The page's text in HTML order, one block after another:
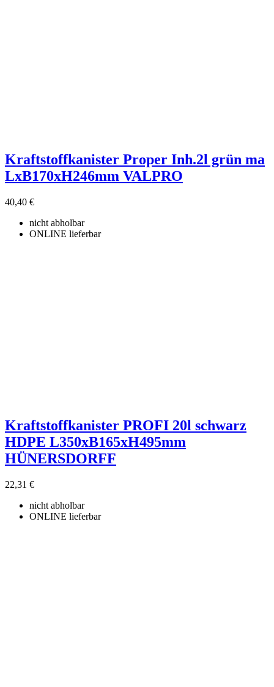
Kraftstoffkanister Proper Inh.2l grün ma
LxB170xH246mm VALPRO
40,40 €
nicht abholbar
ONLINE lieferbar
Kraftstoffkanister PROFI 20l schwarz
HDPE L350xB165xH495mm
HÜNERSDORFF
22,31 €
nicht abholbar
ONLINE lieferbar